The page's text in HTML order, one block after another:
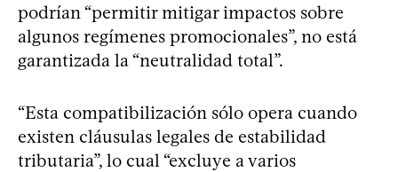
podrían “permitir mitigar impactos sobre
algunos regímenes promocionales”, no está
garantizada la “neutralidad total”.
“Esta compatibilización sólo opera cuando
existen cláusulas legales de estabilidad
tributaria”, lo cual “excluye a varios